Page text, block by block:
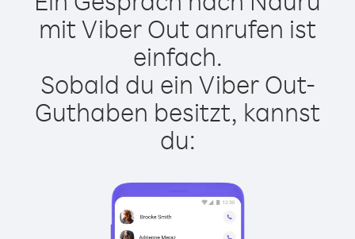
mit Viber Out anrufen ist
einfach.
Sobald du ein Viber Out-
Guthaben besitzt, kannst
du: